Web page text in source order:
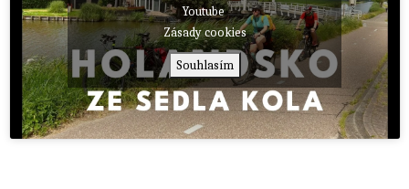
Youtube
Zásady cookies
Souhlasím